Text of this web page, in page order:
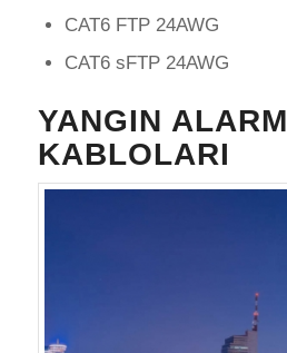
CAT6 FTP 24AWG
CAT6 sFTP 24AWG
YANGIN ALARM
KABLOLARI